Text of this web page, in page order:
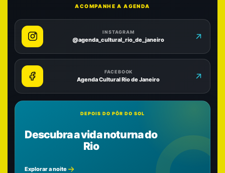
ACOMPANHE A AGENDA
INSTAGRAM
@agenda_cultural_rio_de_janeiro
FACEBOOK
Agenda Cultural Rio de Janeiro
DEPOIS DO PÔR DO SOL
Descubra a vida noturna do
Rio
Explorar a noite